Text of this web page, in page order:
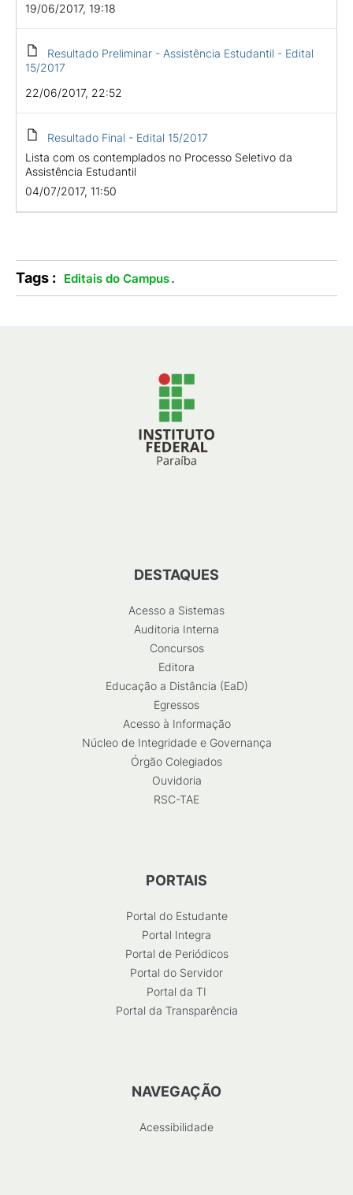
19/06/2017, 19:18
Resultado Preliminar - Assistência Estudantil - Edital
15/2017
22/06/2017, 22:52
Resultado Final - Edital 15/2017
Lista com os contemplados no Processo Seletivo da
Assistência Estudantil
04/07/2017, 11:50
Tags : Editais do Campus.
DESTAQUES
Acesso a Sistemas
Auditoria Interna
Concursos
Editora
Educação a Distância (EaD)
Egressos
Acesso à Informação
Núcleo de Integridade e Governança
Órgão Colegiados
Ouvidoria
RSC-TAE
PORTAIS
Portal do Estudante
Portal Integra
Portal de Periódicos
Portal do Servidor
Portal da TI
Portal da Transparência
NAVEGAÇÃO
Acessibilidade